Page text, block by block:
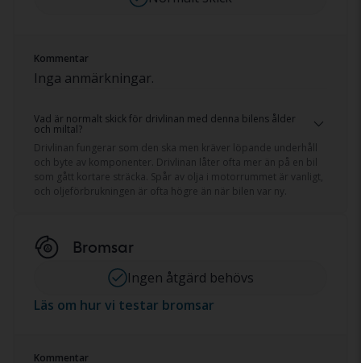
Kommentar
Inga anmärkningar.
Vad är normalt skick för drivlinan med denna bilens ålder
och miltal?
Drivlinan fungerar som den ska men kräver löpande underhåll
och byte av komponenter. Drivlinan låter ofta mer än på en bil
som gått kortare sträcka. Spår av olja i motorrummet är vanligt,
och oljeförbrukningen är ofta högre än när bilen var ny.
Bromsar
Ingen åtgärd behövs
Läs om hur vi testar bromsar
Kommentar